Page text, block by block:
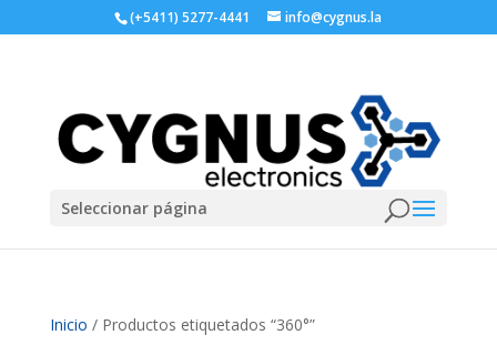
(+5411) 5277-4441 info@cygnus.la
Seleccionar página
Inicio / Productos etiquetados “360°”